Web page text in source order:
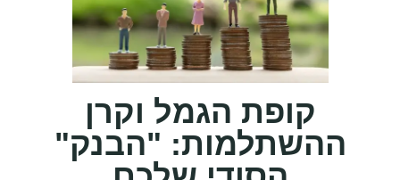
קופת הגמל וקרן
ההשתלמות: "הבנק"